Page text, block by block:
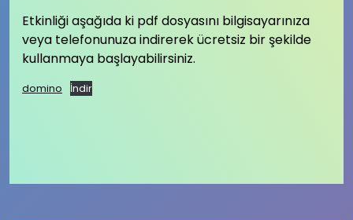
Etkinliği aşağıda ki pdf dosyasını bilgisayarınıza
veya telefonunuza indirerek ücretsiz bir şekilde
kullanmaya başlayabilirsiniz.
domino İndir